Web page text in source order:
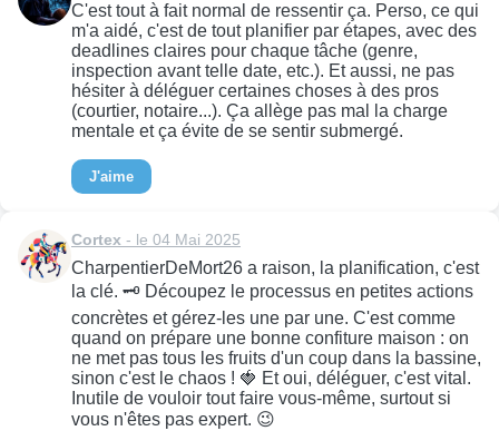
C'est tout à fait normal de ressentir ça. Perso, ce qui
m'a aidé, c'est de tout planifier par étapes, avec des
deadlines claires pour chaque tâche (genre,
inspection avant telle date, etc.). Et aussi, ne pas
hésiter à déléguer certaines choses à des pros
(courtier, notaire...). Ça allège pas mal la charge
mentale et ça évite de se sentir submergé.
J'aime
Cortex - le 04 Mai 2025
CharpentierDeMort26 a raison, la planification, c'est
la clé. 🗝️ Découpez le processus en petites actions
concrètes et gérez-les une par une. C'est comme
quand on prépare une bonne confiture maison : on
ne met pas tous les fruits d'un coup dans la bassine,
sinon c'est le chaos ! 🍓 Et oui, déléguer, c'est vital.
Inutile de vouloir tout faire vous-même, surtout si
vous n'êtes pas expert. 😉